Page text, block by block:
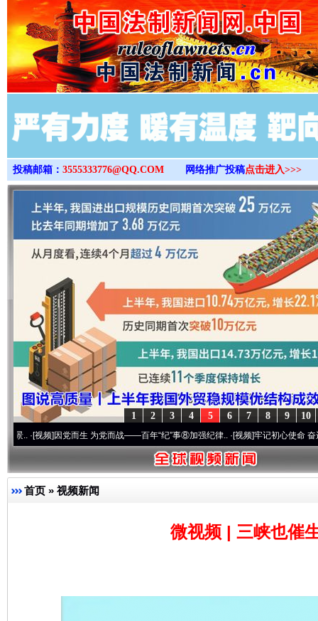
>
投稿邮箱： 3555333776@QQ.COM 网络推广投稿点击进入>>>
10
9
8
7
6
5
4
3
2
1
因党而生 为党而战——百年“纪”事⑧加强纪律..·[视频]牢记初心使命 奋进复兴征程
首页 » 视频新闻
微视频 | 三峡也催
完善运行机制助力责任有效落实